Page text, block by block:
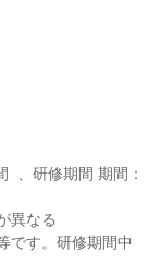
、研修期間 期間：
異なる
です。研修期間中